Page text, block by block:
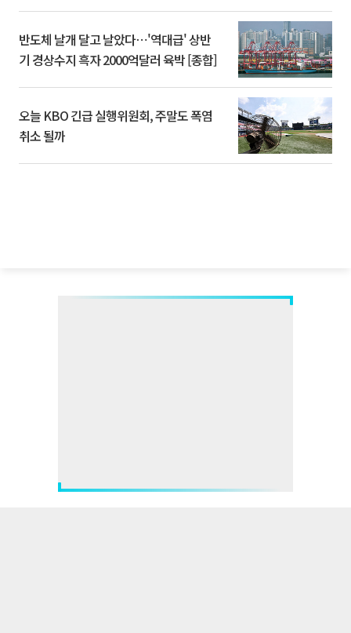
반도체 날개 달고 날았다⋯'역대급' 상반
기 경상수지 흑자 2000억달러 육박 [종합]
오늘 KBO 긴급 실행위원회, 주말도 폭염
취소 될까